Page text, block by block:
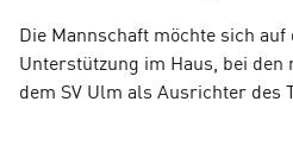
Die Mannschaft möchte sich auf
Unterstützung im Haus, bei den
dem SV Ulm als Ausrichter des